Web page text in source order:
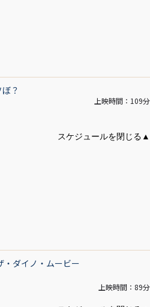
？
上映時間：109分
・ダイノ・ムービー
上映時間：89分